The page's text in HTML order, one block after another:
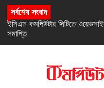
সর্বশেষ সংবাদ
নিরবচ্ছিন্ন পাওয়ার নিশ্চিতে